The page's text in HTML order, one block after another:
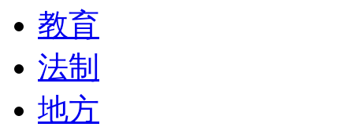
教育
法制
地方